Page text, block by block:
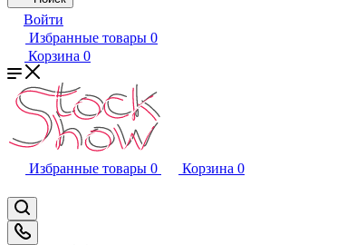
Войти
Избранные товары 0
Корзина 0
Избранные товары 0 Корзина 0